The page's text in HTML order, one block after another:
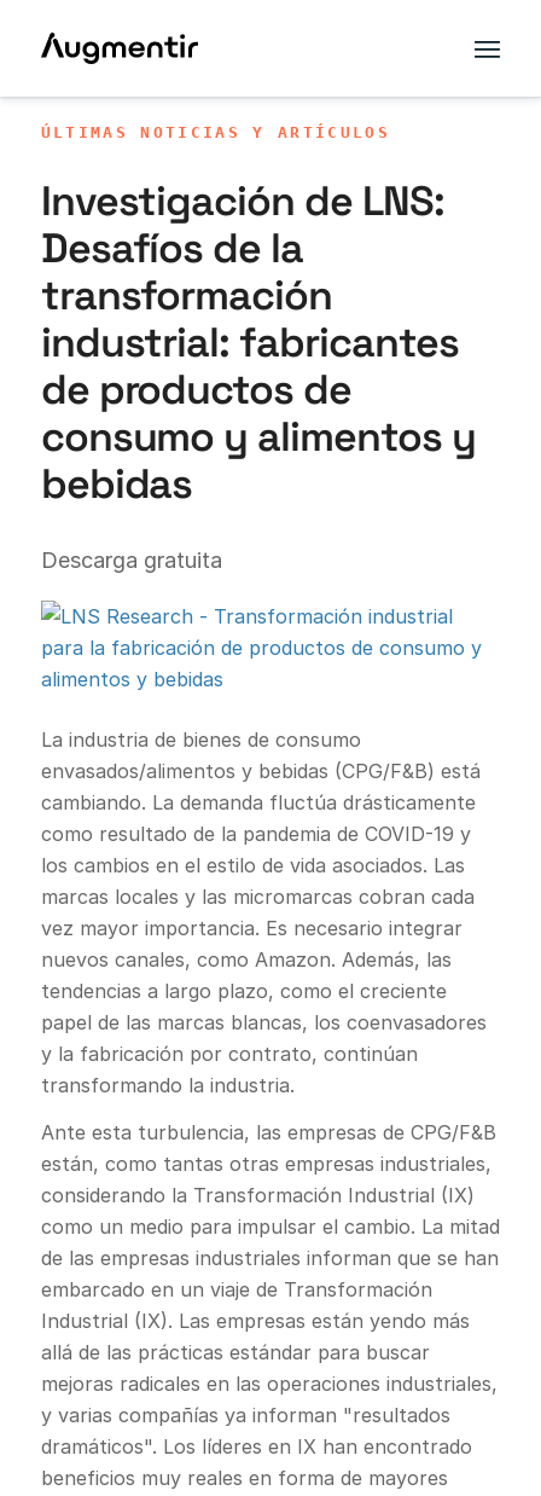
ÚLTIMAS NOTICIAS Y ARTÍCULOS
Investigación de LNS:
Desafíos de la
transformación
industrial: fabricantes
de productos de
consumo y alimentos y
bebidas
Descarga gratuita
La industria de bienes de consumo
envasados/alimentos y bebidas (CPG/F&B) está
cambiando. La demanda fluctúa drásticamente
como resultado de la pandemia de COVID-19 y
los cambios en el estilo de vida asociados. Las
marcas locales y las micromarcas cobran cada
vez mayor importancia. Es necesario integrar
nuevos canales, como Amazon. Además, las
tendencias a largo plazo, como el creciente
papel de las marcas blancas, los coenvasadores
y la fabricación por contrato, continúan
transformando la industria.
Ante esta turbulencia, las empresas de CPG/F&B
están, como tantas otras empresas industriales,
considerando la Transformación Industrial (IX)
como un medio para impulsar el cambio. La mitad
de las empresas industriales informan que se han
embarcado en un viaje de Transformación
Industrial (IX). Las empresas están yendo más
allá de las prácticas estándar para buscar
mejoras radicales en las operaciones industriales,
y varias compañías ya informan "resultados
dramáticos". Los líderes en IX han encontrado
beneficios muy reales en forma de mayores